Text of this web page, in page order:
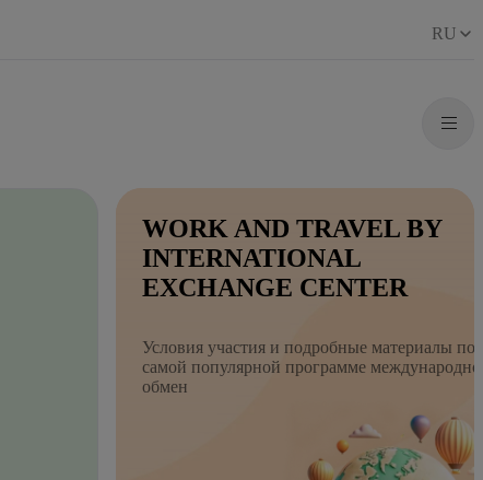
RU
WORK AND TRAVEL BY
INTERNATIONAL
EXCHANGE CENTER
Условия участия и подробные материалы по
самой популярной программе
обмен